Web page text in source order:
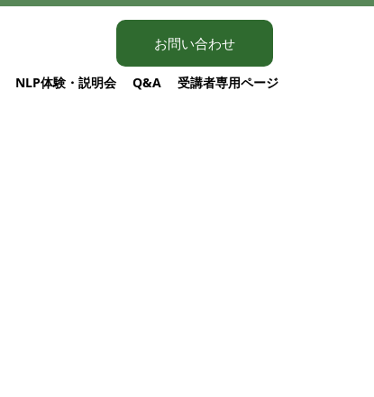
お問い合わせ
NLP体験・説明会 Q&A 受講者専用ページ